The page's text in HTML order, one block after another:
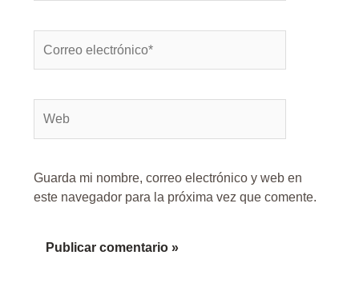
electrónico*
Guarda mi nombre, correo electrónico y web en
este navegador para la próxima vez que comente.